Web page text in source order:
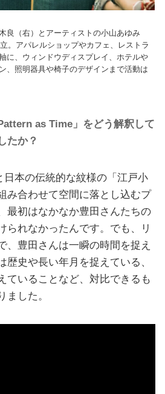
良（右）とアーティストの小山あゆみ
。アパレルショップやカフェ、レストラ
に、ウィンドウディスプレイ、ホテルや
、照明器具や椅子のデザインまで活動は
as Time」をどう解釈して
たか？
日本の伝統的な紋様の「江戸小
み合わせて空間に落とし込むプ
最初はなかなか豊田さんたちの
られなかったんです。でも、リ
、豊田さんは一瞬の時間を捉え
歴史や長い年月を捉えている、
ていることなど、対比できるも
ました。